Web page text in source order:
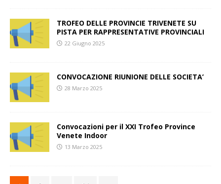
TROFEO DELLE PROVINCIE TRIVENETE SU
PISTA PER RAPPRESENTATIVE PROVINCIALI
22 Giugno 2025
CONVOCAZIONE RIUNIONE DELLE SOCIETA’
28 Marzo 2025
Convocazioni per il XXI Trofeo Province
Venete Indoor
13 Marzo 2025